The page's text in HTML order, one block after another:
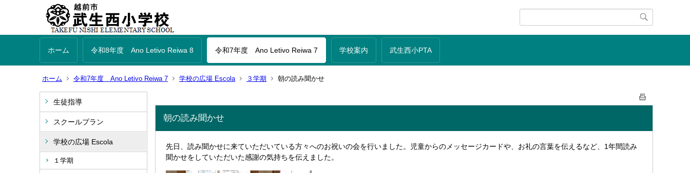
ホーム 令和8年度 Ano Letivo Reiwa 8 令和7年度 Ano Letivo Reiwa 7 学校案内 武生西小PTA
ホーム 令和7年度 Ano Letivo Reiwa 7 学校の広場 Escola ３学期 朝の読み聞かせ
生徒指導
スクールプラン
学校の広場 Escola
１学期
朝の読み聞かせ
先日、読み聞かせに来ていただいている方々へのお祝いの会を行いました。児童からのメッセージカードや、お礼の言葉を伝えるなど、1年間読み
聞かせをしていただいた感謝の気持ちを伝えました。